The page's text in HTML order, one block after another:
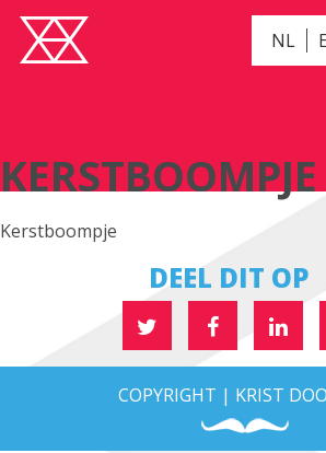
NL
KERSTBOOMPJE
Kerstboompje
DEEL DIT OP
COPYRIGHT | KRIST